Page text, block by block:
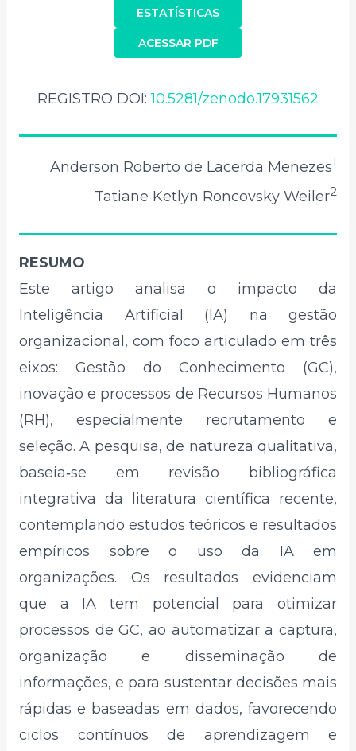
ACESSAR PDF
ESTATÍSTICAS
REGISTRO DOI:10.5281/zenodo.17931562
Anderson Roberto de Lacerda Menezes1
Tatiane Ketlyn Roncovsky Weiler2
RESUMO
Este artigo analisa o impacto da
Inteligência Artificial (IA) na gestão
organizacional, com foco articulado em três
eixos: Gestão do Conhecimento (GC),
inovação e processos de Recursos Humanos
(RH), especialmente recrutamento e
seleção. A pesquisa, de natureza qualitativa,
baseia‑se em revisão bibliográfica
integrativa da literatura científica recente,
contemplando estudos teóricos e resultados
empíricos sobre o uso da IA em
organizações. Os resultados evidenciam
que a IA tem potencial para otimizar
processos de GC, ao automatizar a captura,
organização e disseminação de
informações, e para sustentar decisões mais
rápidas e baseadas em dados, favorecendo
ciclos contínuos de aprendizagem e